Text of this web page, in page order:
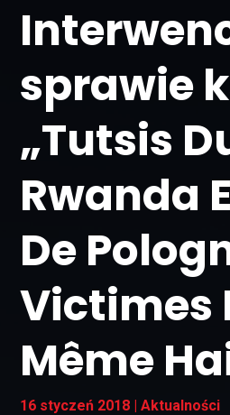
sprawie
„Tutsis
Rwanda
De
Victimes
Même
16 styczeń 2018 |Aktualności